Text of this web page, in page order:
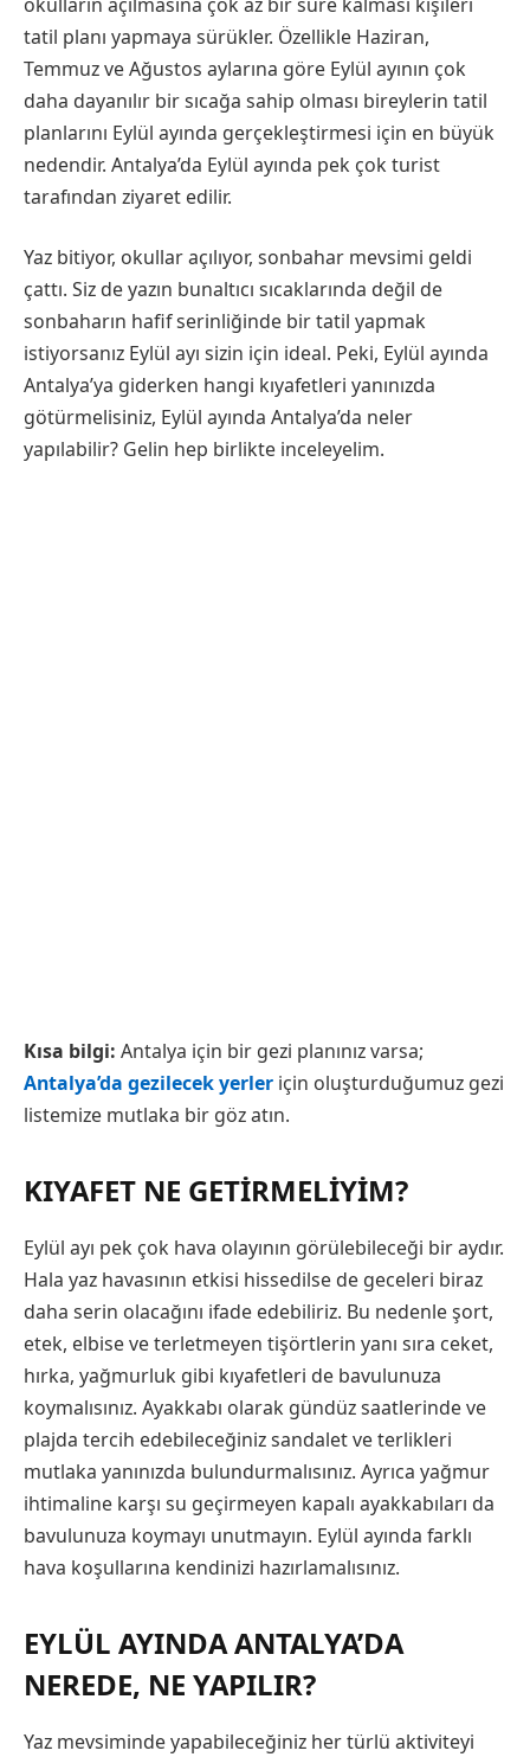
tatil planı yapmaya sürükler. Özellikle Haziran,
Temmuz ve Ağustos aylarına göre Eylül ayının çok
daha dayanılır bir sıcağa sahip olması bireylerin tatil
planlarını Eylül ayında gerçekleştirmesi için en büyük
nedendir. Antalya’da Eylül ayında pek çok turist
tarafından ziyaret edilir.
Yaz bitiyor, okullar açılıyor, sonbahar mevsimi geldi
çattı. Siz de yazın bunaltıcı sıcaklarında değil de
sonbaharın hafif serinliğinde bir tatil yapmak
istiyorsanız Eylül ayı sizin için ideal. Peki, Eylül ayında
Antalya’ya giderken hangi kıyafetleri yanınızda
götürmelisiniz, Eylül ayında Antalya’da neler
yapılabilir? Gelin hep birlikte inceleyelim.
Kısa bilgi: Antalya için bir gezi planınız varsa;
Antalya’da gezilecek yerler için oluşturduğumuz gezi
listemize mutlaka bir göz atın.
KIYAFET NE GETIRMELIYIM?
Eylül ayı pek çok hava olayının görülebileceği bir aydır.
Hala yaz havasının etkisi hissedilse de geceleri biraz
daha serin olacağını ifade edebiliriz. Bu nedenle şort,
etek, elbise ve terletmeyen tişörtlerin yanı sıra ceket,
hırka, yağmurluk gibi kıyafetleri de bavulunuza
koymalısınız. Ayakkabı olarak gündüz saatlerinde ve
plajda tercih edebileceğiniz sandalet ve terlikleri
mutlaka yanınızda bulundurmalısınız. Ayrıca yağmur
ihtimaline karşı su geçirmeyen kapalı ayakkabıları da
bavulunuza koymayı unutmayın. Eylül ayında farklı
hava koşullarına kendinizi hazırlamalısınız.
EYLÜL AYINDA ANTALYA’DA
NEREDE, NE YAPILIR?
Yaz mevsiminde yapabileceğiniz her türlü aktiviteyi